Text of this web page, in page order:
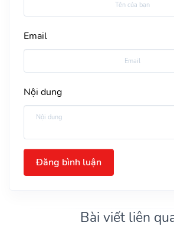
Email
Nội dung
Đăng bình luận
Bài viết liên